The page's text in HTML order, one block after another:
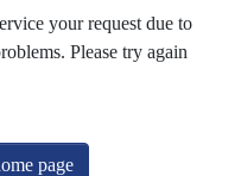
your request due to
Please try again
page